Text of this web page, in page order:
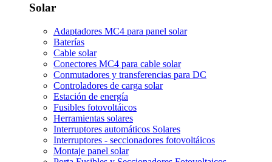
Solar
Adaptadores MC4 para panel solar
Baterías
Cable solar
Conectores MC4 para cable solar
Conmutadores y transferencias para DC
Controladores de carga solar
Estación de energía
Fusibles fotovoltáicos
Herramientas solares
Interruptores automáticos Solares
Interruptores - seccionadores fotovoltáicos
Montaje panel solar